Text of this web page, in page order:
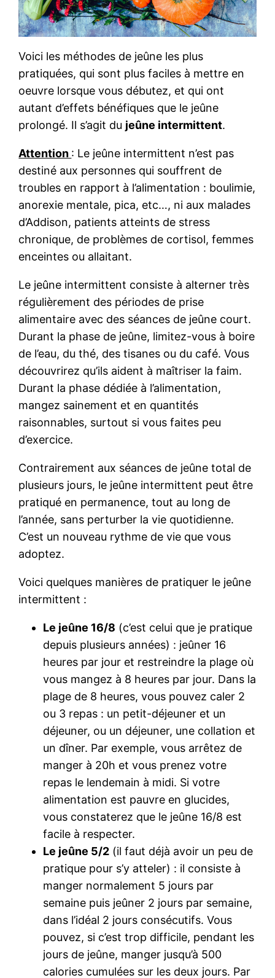
Voici les méthodes de jeûne les plus
pratiquées, qui sont plus faciles à mettre en
oeuvre lorsque vous débutez, et qui ont
autant d’effets bénéfiques que le jeûne
prolongé. Il s’agit du jeûne intermittent.
Attention : Le jeûne intermittent n’est pas
destiné aux personnes qui souffrent de
troubles en rapport à l’alimentation : boulimie,
anorexie mentale, pica, etc…, ni aux malades
d’Addison, patients atteints de stress
chronique, de problèmes de cortisol, femmes
enceintes ou allaitant.
Le jeûne intermittent consiste à alterner très
régulièrement des périodes de prise
alimentaire avec des séances de jeûne court.
Durant la phase de jeûne, limitez-vous à boire
de l’eau, du thé, des tisanes ou du café. Vous
découvrirez qu’ils aident à maîtriser la faim.
Durant la phase dédiée à l’alimentation,
mangez sainement et en quantités
raisonnables, surtout si vous faites peu
d’exercice.
Contrairement aux séances de jeûne total de
plusieurs jours, le jeûne intermittent peut être
pratiqué en permanence, tout au long de
l’année, sans perturber la vie quotidienne.
C’est un nouveau rythme de vie que vous
adoptez.
Voici quelques manières de pratiquer le jeûne
intermittent :
Le jeûne 16/8 (c’est celui que je pratique
depuis plusieurs années) : jeûner 16
heures par jour et restreindre la plage où
vous mangez à 8 heures par jour. Dans la
plage de 8 heures, vous pouvez caler 2
ou 3 repas : un petit-déjeuner et un
déjeuner, ou un déjeuner, une collation et
un dîner. Par exemple, vous arrêtez de
manger à 20h et vous prenez votre
repas le lendemain à midi. Si votre
alimentation est pauvre en glucides,
vous constaterez que le jeûne 16/8 est
facile à respecter.
Le jeûne 5/2 (il faut déjà avoir un peu de
pratique pour s’y atteler) : il consiste à
manger normalement 5 jours par
semaine puis jeûner 2 jours par semaine,
dans l’idéal 2 jours consécutifs. Vous
pouvez, si c’est trop difficile, pendant les
jours de jeûne, manger jusqu’à 500
calories cumulées sur les deux jours. Par